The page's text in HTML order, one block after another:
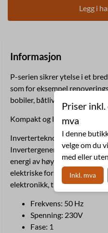
Legg i
Informasjon
P-serien sikrer ytelse i et
som for eksempel
bobiler, båtliv, hagearbeid og
Kompakt og lett.
Inverterteknologien
Invertergeneratorer
energi av høy kvalitet, som
elektriske forsyningen. Den
elektronikk, til og med
Frekvens: 50 Hz
Spenning: 230V
Fase: 1
Priser
mva
I denne
velge om du
med eller
Inkl. mva